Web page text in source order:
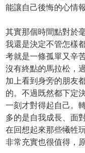
能讓自己後悔的心情
其實那個時間點對於
我還是決定不管怎樣
考就是一條孤單又辛
沒有終點的馬拉松，
加上看到身旁的朋友
的。不過既然都下定
一刻才對得起自己。
多的是自我成長、面
在回想起來那些犧牲
非常充實也很值得，